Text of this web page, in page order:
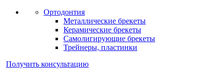
Ортодонтия
Металлические брекеты
Керамические брекеты
Самолигирующие брекеты
Трейнеры, пластинки
Получить консультацию